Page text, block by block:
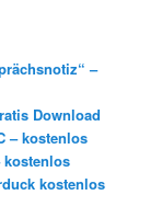
–
Download
– kostenlos
kostenlos
kostenlos